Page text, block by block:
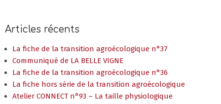
Articles récents
La fiche de la transition agroécologique n°37
Communiqué de LA BELLE VIGNE
La fiche de la transition agroécologique n°36
La fiche hors série de la transition agroécologique
Atelier CONNECT n°93 – La taille physiologique